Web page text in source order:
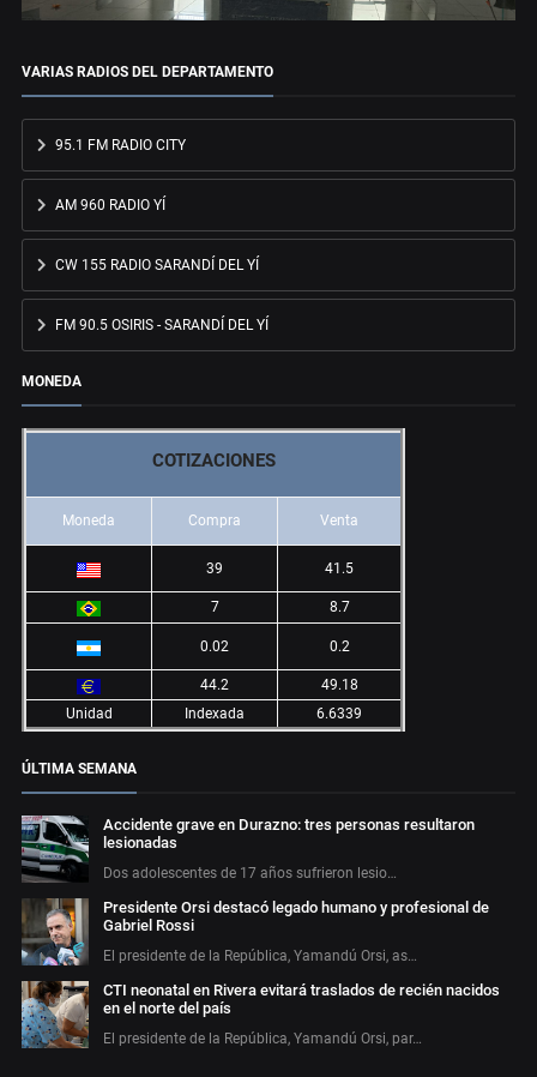
VARIAS RADIOS DEL DEPARTAMENTO
95.1 FM RADIO CITY
AM 960 RADIO YÍ
CW 155 RADIO SARANDÍ DEL YÍ
FM 90.5 OSIRIS - SARANDÍ DEL YÍ
MONEDA
COTIZACIONES
Moneda Compra Venta
39 41.5
7 8.7
0.02 0.2
44.2
49.18
Unidad
Indexada 6.6339
ÚLTIMA SEMANA
Accidente grave en Durazno: tres personas resultaron
lesionadas
Dos adolescentes de 17 años sufrieron lesio…
Presidente Orsi destacó legado humano y profesional de
Gabriel Rossi
El presidente de la República, Yamandú Orsi, as…
CTI neonatal en Rivera evitará traslados de recién nacidos
en el norte del país
El presidente de la República, Yamandú Orsi, par…